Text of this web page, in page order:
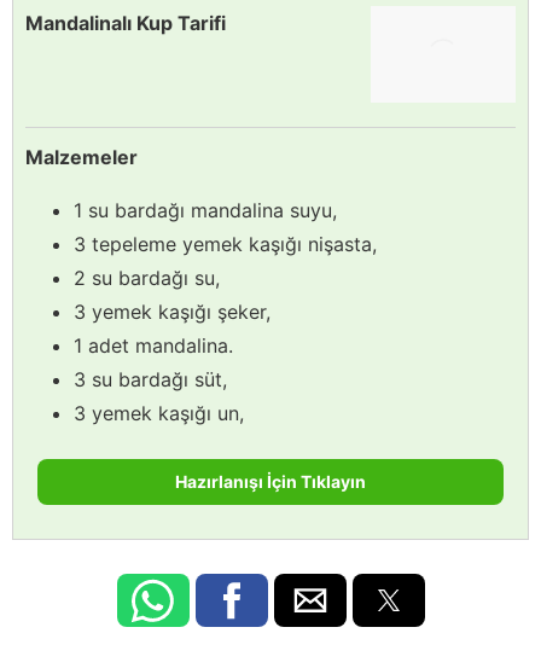
Mandalinalı Kup Tarifi
Malzemeler
1 su bardağı mandalina suyu,
3 tepeleme yemek kaşığı nişasta,
2 su bardağı su,
3 yemek kaşığı şeker,
1 adet mandalina.
3 su bardağı süt,
3 yemek kaşığı un,
Hazırlanışı İçin Tıklayın